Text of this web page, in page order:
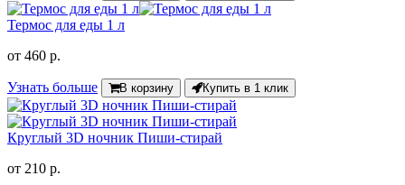
Термос для еды 1 л
от 460 р.
Узнать больше В корзину Купить в 1 клик
Круглый 3D ночник Пиши-стирай
от 210 р.